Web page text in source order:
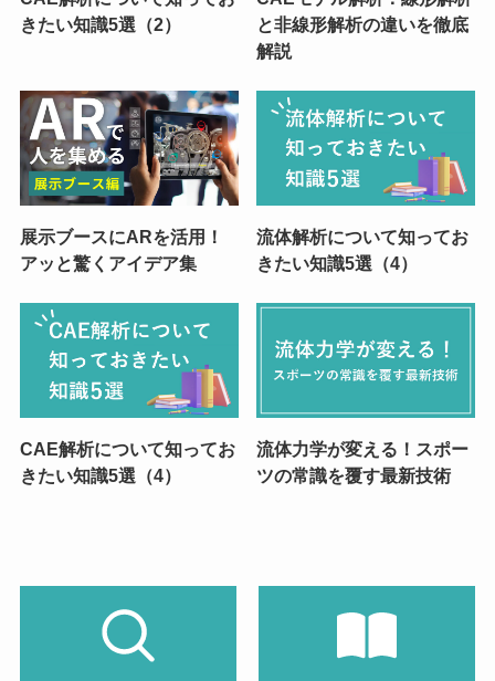
きたい知識5選（2）
と非線形解析の違いを徹底
解説
展示ブースにARを活用！
アッと驚くアイデア集
流体解析について知ってお
きたい知識5選（4）
CAE解析について知ってお
きたい知識5選（4）
流体力学が変える！スポー
ツの常識を覆す最新技術